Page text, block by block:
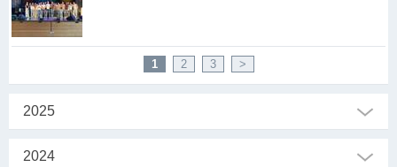
1 2 3 >
2025
2024